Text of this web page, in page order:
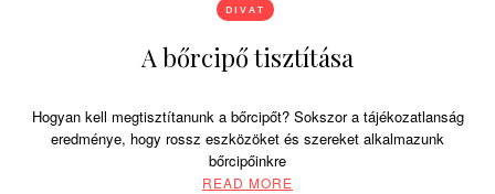
DIVAT
A bőrcipő tisztítása
Hogyan kell megtisztítanunk a bőrcipőt? Sokszor a tájékozatlanság
eredménye, hogy rossz eszközöket és szereket alkalmazunk
bőrcipőinkre
READ MORE